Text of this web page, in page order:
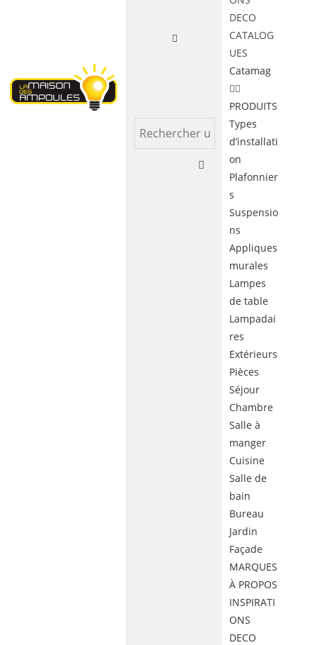
DECO
CATALOG
UES
Catamag
PRODUITS
Types
d’installati
on
Plafonnier
s
Suspensio
ns
Appliques
murales
Lampes
de table
Lampadai
res
Extérieurs
Pièces
Séjour
Chambre
Salle à
manger
Cuisine
Salle de
bain
Bureau
Jardin
Façade
MARQUES
À PROPOS
INSPIRATI
ONS
DECO